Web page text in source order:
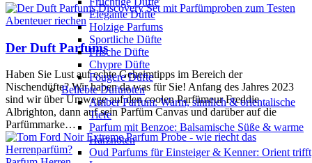
Elegante Düfte
Holzige Parfums
Sportliche Düfte
Frische Düfte
Chypre Düfte
Fougere Düfte
Beliebte Duftnoten
Amber Parfum: Warm, sinnlich & orientalische
Tiefe
Parfum mit Benzoe: Balsamische Süße & warme
Harznoten
Oud Parfums für Einsteiger & Kenner: Orient trifft
Abenteuer riechen
Der Duft Parfums
Haben Sie Lust auf echte Geheimtipps im Bereich der
Nischendüfte? Wir haben da was für Sie! Anfang des Jahres 2023
sind wir über Umwege auf den coolen Parfümeur Freddie
Albrighton, dann auf sein Parfüm Canvas und darüber auf die
Parfümmarke…